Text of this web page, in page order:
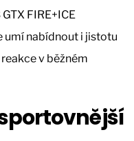
FIRE+ICE
umí nabídnout i jistotu
v běžném